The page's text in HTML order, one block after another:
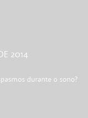
2014
durante o sono?